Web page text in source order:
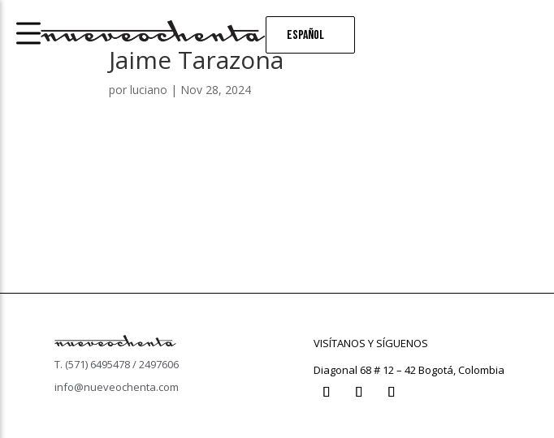
Español
Jaime Tarazona
porluciano | Nov 28, 2024
T. (571) 6495478 / 2497606
info@nueveochenta.com
VISÍTANOS Y SÍGUENOS
Diagonal 68 # 12 – 42 Bogotá, Colombia